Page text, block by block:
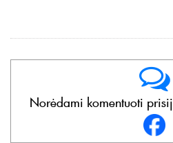
Norėdami komentuoti